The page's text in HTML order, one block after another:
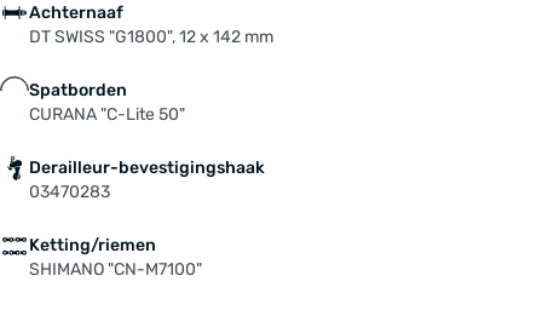
Achternaaf
DT SWISS "G1800", 12 x 142 mm
Spatborden
CURANA "C-Lite 50"
Derailleur-bevestigingshaak
03470283
Ketting/riemen
SHIMANO "CN-M7100"